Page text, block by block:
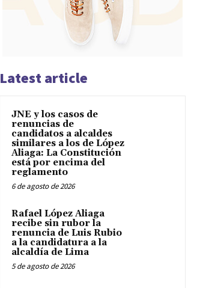
Latest article
JNE y los casos de
renuncias de
candidatos a alcaldes
similares a los de López
Aliaga: La Constitución
está por encima del
reglamento
6 de agosto de 2026
Rafael López Aliaga
recibe sin rubor la
renuncia de Luis Rubio
a la candidatura a la
alcaldía de Lima
5 de agosto de 2026